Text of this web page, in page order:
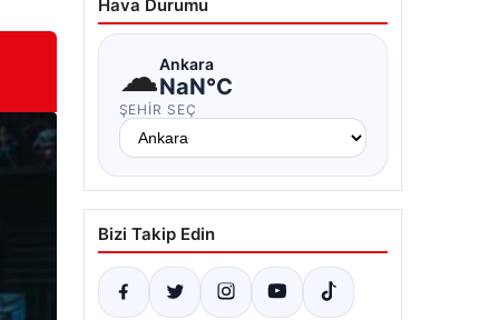
Hava Durumu
☁Ankara
NaN°C
ŞEHIR SEÇ
Bizi Takip Edin